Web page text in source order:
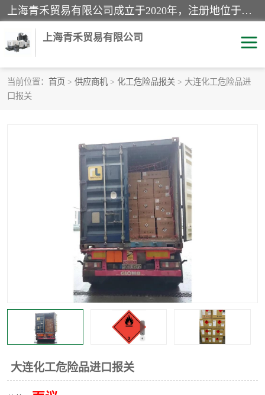
上海青禾贸易有限公司成立于2020年，注册地位于上海市宝山区。经营范围包括：机械设备、五金制品、劳防用品、电子产品、塑胶制品、家具、模具、纺织品、仪器仪表、建筑材料、装饰材料、化工产品、金属制品、机车配件等货物进出口报关、清关服务。
上海青禾贸易有限公司
当前位置： 首页 > 供应商机 > 化工危险品报关 > 大连化工危险品进
口报关
大连化工危险品进口报关
酒类饮料报关
进口杂货清关
机床进口清关
国际灯具清关